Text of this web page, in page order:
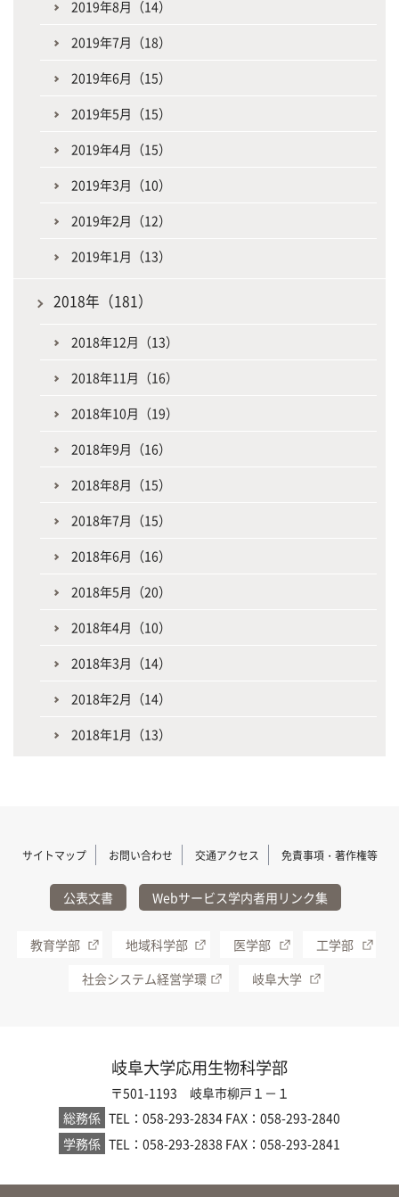
2019年8月（14）
2019年7月（18）
2019年6月（15）
2019年5月（15）
2019年4月（15）
2019年3月（10）
2019年2月（12）
2019年1月（13）
2018年（181）
2018年12月（13）
2018年11月（16）
2018年10月（19）
2018年9月（16）
2018年8月（15）
2018年7月（15）
2018年6月（16）
2018年5月（20）
2018年4月（10）
2018年3月（14）
2018年2月（14）
2018年1月（13）
サイトマップ お問い合わせ 交通アクセス 免責事項・著作権等
公表文書 Webサービス学内者用リンク集
教育学部 地域科学部 医学部
工学部
社会システム経営学環
岐阜大学
岐阜大学応用生物科学部
〒501-1193 岐阜市柳戸１－１
総務係 TEL：058-293-2834 FAX：058-293-2840
学務係 TEL：058-293-2838 FAX：058-293-2841